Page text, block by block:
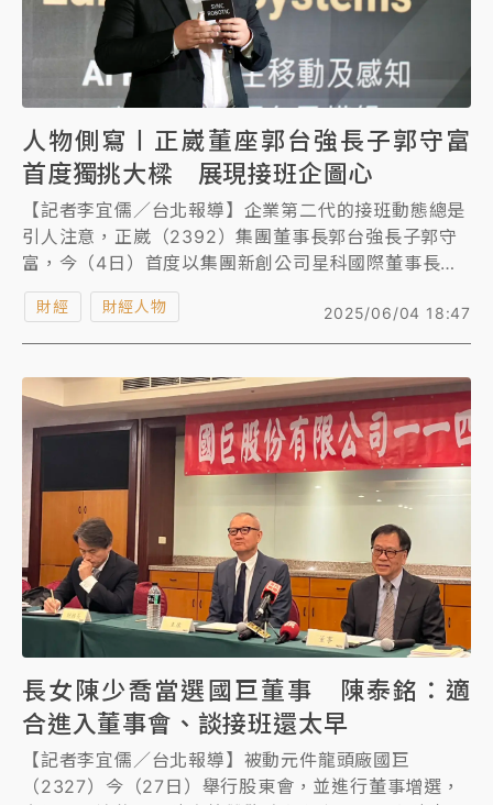
人物側寫〡正崴董座郭台強長子郭守富
首度獨挑大樑 展現接班企圖心
【記者李宜儒／台北報導】企業第二代的接班動態總是
引人注意，正崴（2392）集團董事長郭台強長子郭守
富，今（4日）首度以集團新創公司星科國際董事長出
席活動，而且整場獨挑大樑，從產品介紹到接受媒體訪
問，全場不假他人，逐漸展現出接班氣勢。2025/06/04 18:47
財經 財經人物
長女陳少喬當選國巨董事 陳泰銘：適
合進入董事會、談接班還太早
【記者李宜儒／台北報導】被動元件龍頭廠國巨
（2327）今（27日）舉行股東會，並進行董事增選，